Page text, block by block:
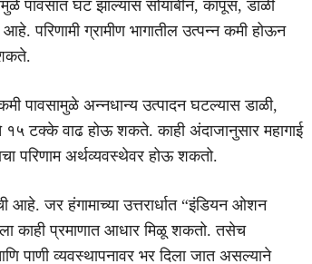
पावसात घट झाल्यास सोयाबीन, कापूस, डाळी
आहे. परिणामी ग्रामीण भागातील उत्पन्न कमी होऊन
कमी पावसामुळे अन्नधान्य उत्पादन घटल्यास डाळी,
१५ टक्के वाढ होऊ शकते. काही अंदाजानुसार महागाई
परिणाम अर्थव्यवस्थेवर होऊ शकतो.
आहे. जर हंगामाच्या उत्तरार्धात “इंडियन ओशन
काही प्रमाणात आधार मिळू शकतो. तसेच
व्यवस्थापनावर भर दिला जात असल्याने